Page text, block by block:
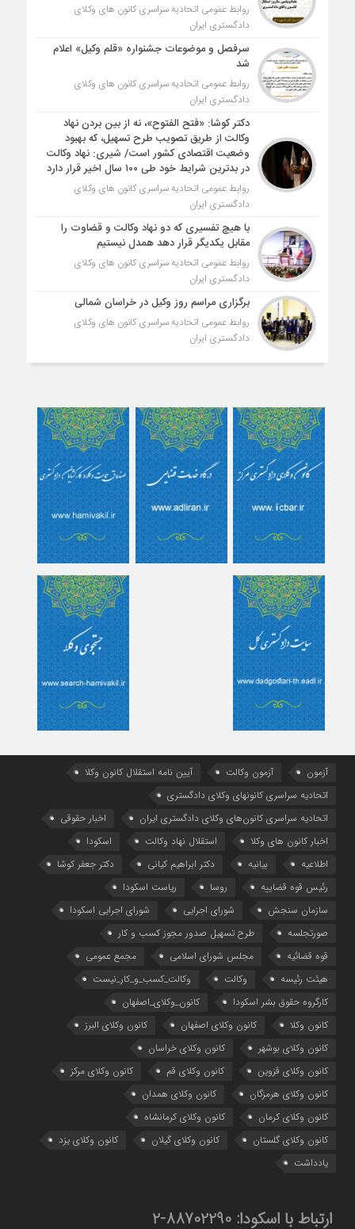
روابط عمومی اتحادیه سراسری کانون های وکلای
دادگستری ایران
سرفصل و موضوعات جشنواره «قلم وکیل» اعلام
شد
روابط عمومی اتحادیه سراسری کانون های وکلای
دادگستری ایران
دکتر کوشا: «فتح الفتوح»، نه از بین بردن نهاد
وکالت از طریق تصویب طرح تسهیل، که بهبود
وضعیت اقتصادی کشور است/ شیری: نهاد وکالت
در بدترین شرایط خود طی ۱۰۰ سال اخیر قرار دارد
روابط عمومی اتحادیه سراسری کانون های وکلای
دادگستری ایران
با هیچ تفسیری که دو نهاد وکالت و قضاوت را
مقابل یکدیگر قرار دهد همدل نیستیم
روابط عمومی اتحادیه سراسری کانون های وکلای
دادگستری ایران
برگزاری مراسم روز وکیل در خراسان شمالی
روابط عمومی اتحادیه سراسری کانون های وکلای
دادگستری ایران
آزمون آزمون وکالت
آیین ‌نامه استقلال کانون وکلا
اتحادیه سراسری کانونهای وکلای دادگستری
اتحادیه سراسری کانون‌های وکلای دادگستری ایران
اخبار حقوقی
اخبار کانون های وکلا
استقلال نهاد وکالت
اسکودا
اطلاعیه
بیانیه دکتر ابراهیم کیانی
دکتر جعفر کوشا
رئیس قوه قضاییه
روسا
ریاست اسکودا
سازمان سنجش
شورای اجرایی
شورای اجرایی اسکودا
صورتجلسه
طرح تسهیل صدور مجوز کسب و کار
قوه قضائیه
مجلس شورای اسلامی
مجمع عمومی
هیئت رئیسه
وکالت
وکالت_کسب_و_کار_نیست
کارگروه حقوق بشر اسکودا
کانون_وکلای_اصفهان
کانون وکلا
کانون وکلای اصفهان
کانون وکلای البرز
کانون وکلای بوشهر
کانون وکلای خراسان
کانون وکلای قزوین
کانون وکلای قم
کانون وکلای مرکز
کانون وکلای هرمزگان
کانون وکلای همدان
کانون وکلای کرمان
کانون وکلای کرمانشاه
کانون وکلای گلستان
کانون وکلای گیلان
کانون وکلای یزد
یادداشت
ارتباط با اسکودا: 88702290-2